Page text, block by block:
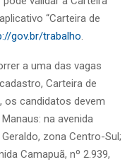
“Carteira de
gov.br/trabalho.
a uma das vagas
Carteira de
os candidatos devem
na avenida
zona Centro-Sul;
Camapuã, nº 2.939,